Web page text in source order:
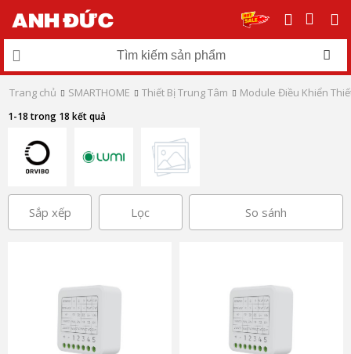
Trang chủ SMARTHOME Thiết Bị Trung Tâm Module Điều Khiển
1-18 trong 18 kết quả
Sắp xếp Lọc So sánh